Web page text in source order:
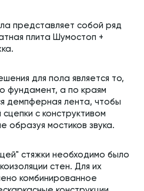
представляет собой ряд
плита Шумостоп +
для пола является то,
фундамент, а по краям
демпферная лента, чтобы
с конструктивом
образуя мостиков звука.
стяжки необходимо было
стен. Для их
комбинированное